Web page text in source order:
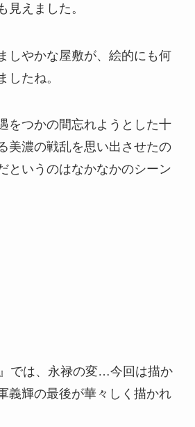
見えました。
しやかな屋敷が、絵的にも何
したね。
をつかの間忘れようとした十
美濃の戦乱を思い出させたの
というのはなかなかのシーン
では、永禄の変…今回は描か
義輝の最後が華々しく描かれ